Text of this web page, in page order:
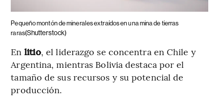
Pequeño montón de minerales extraídos en una mina de tierras
raras(Shutterstock)
En litio, el liderazgo se concentra en Chile y
Argentina, mientras Bolivia destaca por el
tamaño de sus recursos y su potencial de
producción.